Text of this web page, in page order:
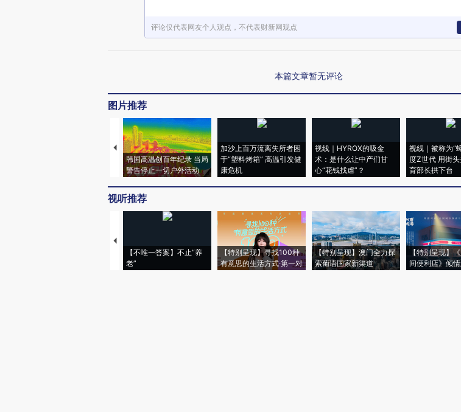
评论仅代表网友个人观点，不代表财新网观点
本篇文章暂无评论
图片推荐
韩国高温创百年纪录 当局
警告停止一切户外活动
加沙上百万流离失所者困
于“塑料烤箱” 高温引发健
康危机
视线｜HYROX的吸金
术：是什么让中产们甘
心“花钱找虐”？
视线｜被称为“
度Z世代 用街
育部长拱下台
视听推荐
【不唯一答案】不止“养
老”
【特别呈现】寻找100种
有意思的生活方式·第一对
【特别呈现】澳门全力探
索葡语国家新渠道
【特别呈现】
间便利店》倾